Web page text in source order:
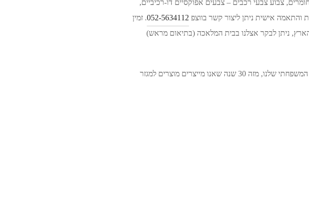
צבוע צבעי רכבים – צבעים אפוקסיים דו-רכיביים,
052-5634112. זמין
ניתן לבקר אצלנו בבית המלאכה (בתיאום מראש)
מזנון לסלון זה, כמו שאר המוצרים של פלנטר נוצרו בעבודת יד ישראלית בעסק המשפחתי שלנו, מזה 30 שנה שאנו מייצרים מוצרים למגזר